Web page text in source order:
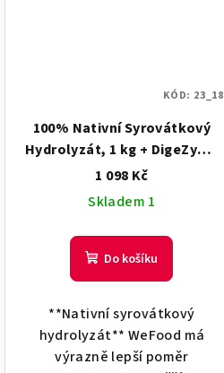
100% Nativní Syrovátkový
Hydrolyzát, 1 kg + DigeZyme
Hořká čokoláda
1 098 Kč
Skladem 1
Do košíku
**Nativní syrovátkový
hydrolyzát** WeFood má
výrazně lepší poměr
KÓD: 23_18